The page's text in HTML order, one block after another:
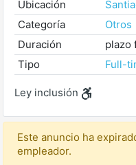
Ubicación
Categoría
Otros
Duración
plazo
Tipo
Full-
Ley inclusión
Este anuncio ha
empleador.